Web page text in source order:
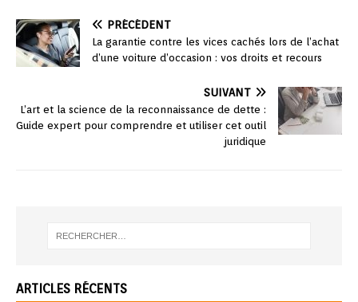
PRÉCÉDENT
La garantie contre les vices cachés lors de l’achat
d’une voiture d’occasion : vos droits et recours
SUIVANT
L’art et la science de la reconnaissance de dette :
Guide expert pour comprendre et utiliser cet outil
juridique
ARTICLES RÉCENTS